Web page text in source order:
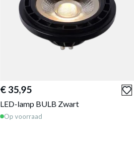
€ 35,95
LED-lamp BULB Zwart
Op voorraad